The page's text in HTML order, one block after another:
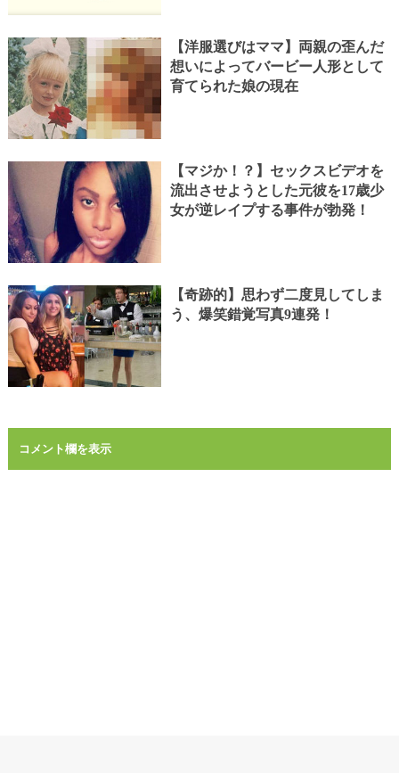
【洋服選びはママ】両親の歪んだ
想いによってバービー人形として
育てられた娘の現在
【マジか！？】セックスビデオを
流出させようとした元彼を17歳少
女が逆レイプする事件が勃発！
【奇跡的】思わず二度見してしま
う、爆笑錯覚写真9連発！
コメント欄を表示